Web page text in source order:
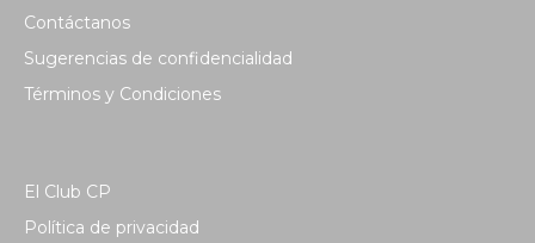
Contáctanos
Sugerencias de confidencialidad
Términos y Condiciones
El Club CP
Política de privacidad